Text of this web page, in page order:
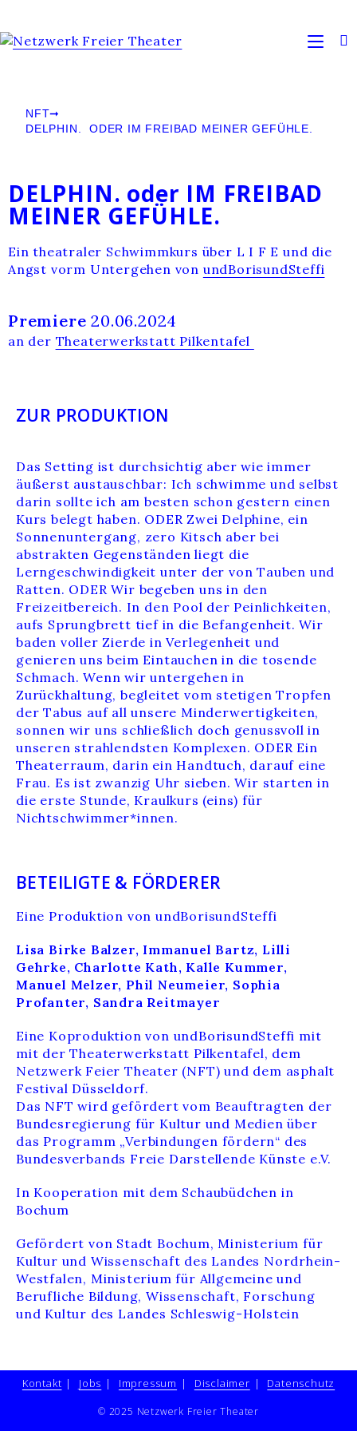
NFT➞
DELPHIN. ODER IM FREIBAD MEINER GEFÜHLE.
DELPHIN. oder IM FREIBAD
MEINER GEFÜHLE.
Ein theatraler Schwimmkurs über L I F E und die
Angst vorm Untergehen von undBorisundSteffi
Premiere 20.06.2024
an der Theaterwerkstatt Pilkentafel
ZUR PRODUKTION
Das Setting ist durchsichtig aber wie immer
äußerst austauschbar: Ich schwimme und selbst
darin sollte ich am besten schon gestern einen
Kurs belegt haben. ODER Zwei Delphine, ein
Sonnenuntergang, zero Kitsch aber bei
abstrakten Gegenständen liegt die
Lerngeschwindigkeit unter der von Tauben und
Ratten. ODER Wir begeben uns in den
Freizeitbereich. In den Pool der Peinlichkeiten,
aufs Sprungbrett tief in die Befangenheit. Wir
baden voller Zierde in Verlegenheit und
genieren uns beim Eintauchen in die tosende
Schmach. Wenn wir untergehen in
Zurückhaltung, begleitet vom stetigen Tropfen
der Tabus auf all unsere Minderwertigkeiten,
sonnen wir uns schließlich doch genussvoll in
unseren strahlendsten Komplexen. ODER Ein
Theaterraum, darin ein Handtuch, darauf eine
Frau. Es ist zwanzig Uhr sieben. Wir starten in
die erste Stunde, Kraulkurs (eins) für
Nichtschwimmer*innen.
BETEILIGTE & FÖRDERER
Eine Produktion von undBorisundSteffi
Lisa Birke Balzer, Immanuel Bartz, Lilli
Gehrke, Charlotte Kath, Kalle Kummer,
Manuel Melzer, Phil Neumeier, Sophia
Profanter, Sandra Reitmayer
Eine Koproduktion von undBorisundSteffi mit
mit der Theaterwerkstatt Pilkentafel, dem
Netzwerk Feier Theater (NFT) und dem asphalt
Festival Düsseldorf.
Das NFT wird gefördert vom Beauftragten der
Bundesregierung für Kultur und Medien über
das Programm „Verbindungen fördern“ des
Bundesverbands Freie Darstellende Künste e.V.
In Kooperation mit dem Schaubüdchen in
Bochum
Gefördert von Stadt Bochum, Ministerium für
Kultur und Wissenschaft des Landes Nordrhein-
Westfalen, Ministerium für Allgemeine und
Berufliche Bildung, Wissenschaft, Forschung
und Kultur des Landes Schleswig-Holstein
Kontakt Jobs Impressum Disclaimer Datenschutz
© 2025 Netzwerk Freier Theater